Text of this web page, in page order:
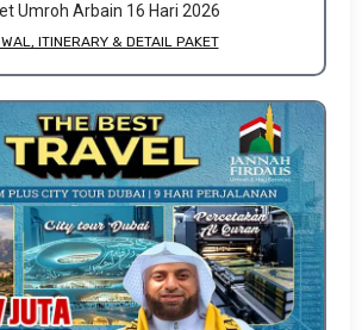
Umroh Arbain 16 Hari 2026
ITINERARY & DETAIL PAKET